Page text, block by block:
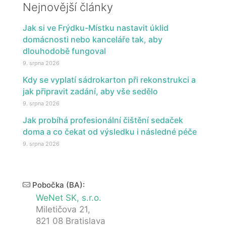
Nejnovější články
Jak si ve Frýdku-Místku nastavit úklid
domácnosti nebo kanceláře tak, aby
dlouhodobě fungoval
9. srpna 2026
Kdy se vyplatí sádrokarton při rekonstrukci a
jak připravit zadání, aby vše sedělo
9. srpna 2026
Jak probíhá profesionální čištění sedaček
doma a co čekat od výsledku i následné péče
9. srpna 2026
Pobočka (BA):
WeNet SK, s.r.o.
Miletičova 21,
821 08 Bratislava